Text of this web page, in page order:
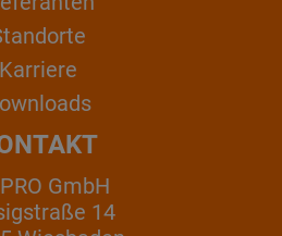
Karriere
GmbH
14